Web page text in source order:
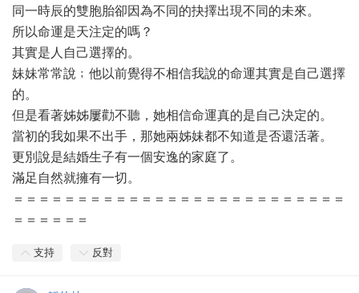
同一時辰的雙胞胎卻因為不同的抉擇出現不同的未來。
所以命運是天注定的嗎？
其實是人自己選擇的。
妹妹常常說﹔他以前覺得不相信我說的命運其實是自己選擇
的。
但是看著姊姊屢勸不聽，她相信命運真的是自己決定的。
當初的我如果不出手，那她兩姊妹都不知道是否還活著。
更別說是結婚生子有一個安逸的家庭了。
滿足自然就擁有一切。
＝＝＝＝＝＝＝＝＝＝＝＝＝＝＝＝＝＝＝＝＝＝＝＝＝＝
＝＝＝＝＝＝
支持 反對